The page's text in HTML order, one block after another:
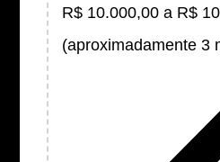
R$ 10.000,00 a R$
(aproximadamente 3